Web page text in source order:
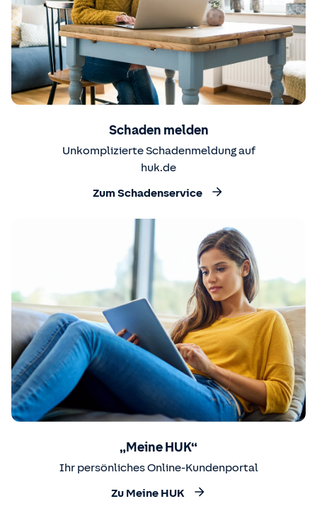
Schaden melden
Unkomplizierte Schadenmeldung auf
huk.de
Zum Schadenservice
„Meine HUK“
Ihr persönliches Online-Kundenportal
Zu Meine HUK